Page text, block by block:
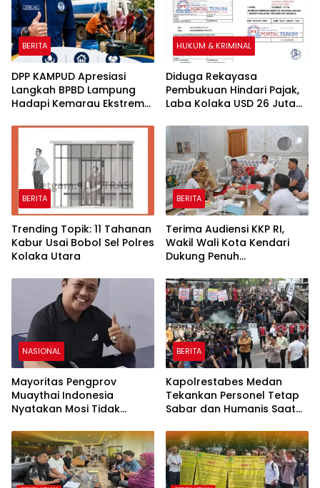
BERITA
DPP KAMPUD Apresiasi
Langkah BPBD Lampung
Hadapi Kemarau Ekstrem
Bersih
HUKUM & KRIMINAL
Diduga Rekayasa
Pembukuan Hindari Pajak,
Laba Kolaka USD 26 Juta
Rimau New World Terseret
Dugaan Pencucian Uang
BERITA
Trending Topik: 11 Tahanan
Kabur Usai Bobol Sel Polres
Kolaka Utara
BERITA
Terima Audiensi KKP RI,
Wakil Wali Kota Kendari
Dukung Penuh
Pesisir di Tiga Kelurahan
NASIONAL
Mayoritas Pengprov
Muaythai Indonesia
Nyatakan Mosi Tidak
Mattalitti
BERITA
Kapolrestabes Medan
Tekankan Personel Tetap
Sabar dan Humanis Saat